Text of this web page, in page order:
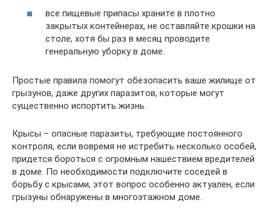
все пищевые припасы храните в плотно
закрытых контейнерах, не оставляйте крошки на
столе, хотя бы раз в месяц проводите
генеральную уборку в доме.
Простые правила помогут обезопасить ваше жилище от
грызунов, даже других паразитов, которые могут
существенно испортить жизнь.
Крысы – опасные паразиты, требующие постоянного
контроля, если вовремя не истребить несколько особей,
придется бороться с огромным нашествием вредителей
в доме. По необходимости подключите соседей в
борьбу с крысами, этот вопрос особенно актуален, если
грызуны обнаружены в многоэтажном доме.